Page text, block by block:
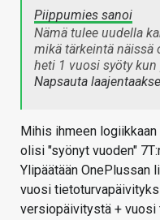
Piippumies sanoi
Nämä tulee uudella
mikä tärkeintä näissä
heti 1 vuosi syöty
Napsauta
Mihis ihmeen
olisi "syönyt vuoden"
Ylipäätään OnePlussan
vuosi
versiopäivitystä + vuosi